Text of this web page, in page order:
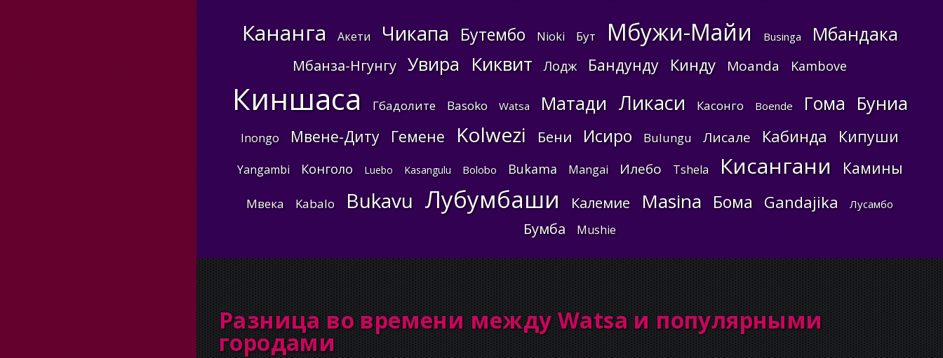
Кананга Акети Чикапа Бутембо Nioki Бут Мбужи-Майи Businga Мбандака
Мбанза-Нгунгу Увира Киквит Лодж Бандунду Кинду Moanda Kambove
Киншаса Гбадолите Basoko Watsa Матади Ликаси Касонго Boende Гома Буниа
Inongo Мвене-Диту Гемене Kolwezi Бени Исиро Bulungu Лисале Кабинда Кипуши
Yangambi Конголо Luebo Kasangulu Bolobo Bukama Mangai Илебо Tshela Кисангани Камины
Мвека Kabalo Bukavu Лубумбаши Калемие Masina Бома Gandajika Лусамбо
Бумба Mushie
Разница во времени между Watsa и популярными
городами